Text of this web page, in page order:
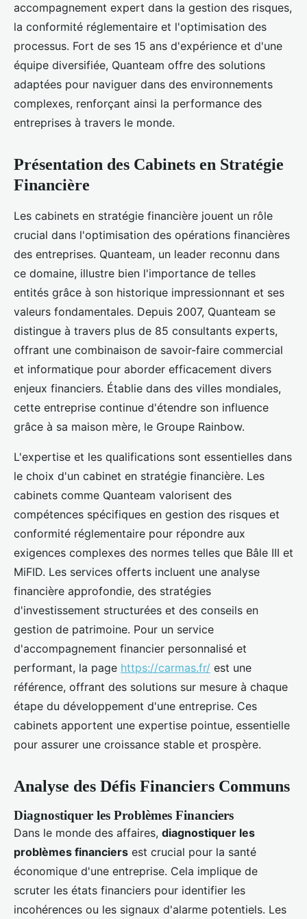
Théa•27 février 2025•4 min de lecture
accompagnement expert dans la gestion des risques,
la conformité réglementaire et l'optimisation des
processus. Fort de ses 15 ans d'expérience et d'une
équipe diversifiée, Quanteam offre des solutions
adaptées pour naviguer dans des environnements
complexes, renforçant ainsi la performance des
entreprises à travers le monde.
Présentation des Cabinets en Stratégie
Financière
Les cabinets en stratégie financière jouent un rôle
crucial dans l'optimisation des opérations financières
des entreprises. Quanteam, un leader reconnu dans
ce domaine, illustre bien l'importance de telles
entités grâce à son historique impressionnant et ses
valeurs fondamentales. Depuis 2007, Quanteam se
distingue à travers plus de 85 consultants experts,
offrant une combinaison de savoir-faire commercial
et informatique pour aborder efficacement divers
enjeux financiers. Établie dans des villes mondiales,
cette entreprise continue d'étendre son influence
grâce à sa maison mère, le Groupe Rainbow.
L'expertise et les qualifications sont essentielles dans
le choix d'un cabinet en stratégie financière. Les
cabinets comme Quanteam valorisent des
compétences spécifiques en gestion des risques et
conformité réglementaire pour répondre aux
exigences complexes des normes telles que Bâle III et
MiFID. Les services offerts incluent une analyse
financière approfondie, des stratégies
d'investissement structurées et des conseils en
gestion de patrimoine. Pour un service
d'accompagnement financier personnalisé et
performant, la page https://carmas.fr/ est une
référence, offrant des solutions sur mesure à chaque
étape du développement d'une entreprise. Ces
cabinets apportent une expertise pointue, essentielle
pour assurer une croissance stable et prospère.
Analyse des Défis Financiers Communs
Diagnostiquer les Problèmes Financiers
Dans le monde des affaires, diagnostiquer les
problèmes financiers est crucial pour la santé
économique d'une entreprise. Cela implique de
scruter les états financiers pour identifier les
incohérences ou les signaux d'alarme potentiels. Les